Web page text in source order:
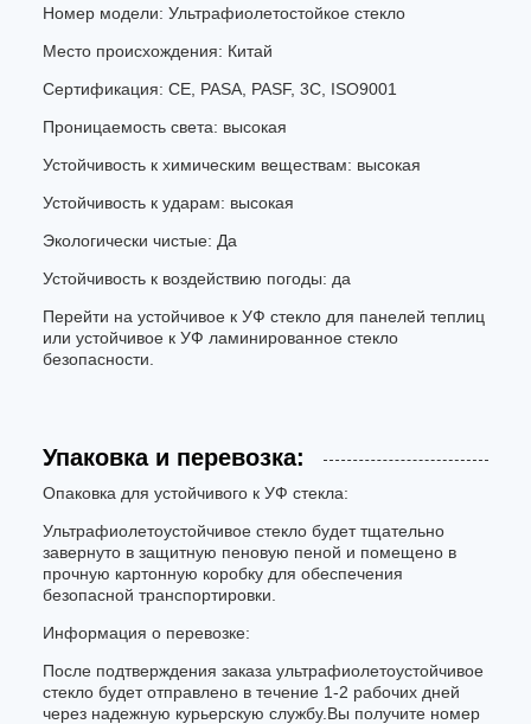
Номер модели: Ультрафиолетостойкое стекло
Место происхождения: Китай
Сертификация: CE, PASA, PASF, 3C, ISO9001
Проницаемость света: высокая
Устойчивость к химическим веществам: высокая
Устойчивость к ударам: высокая
Экологически чистые: Да
Устойчивость к воздействию погоды: да
Перейти на устойчивое к УФ стекло для панелей теплиц
или устойчивое к УФ ламинированное стекло
безопасности.
Упаковка и перевозка:
Опаковка для устойчивого к УФ стекла:
Ультрафиолетоустойчивое стекло будет тщательно
завернуто в защитную пеновую пеной и помещено в
прочную картонную коробку для обеспечения
безопасной транспортировки.
Информация о перевозке:
После подтверждения заказа ультрафиолетоустойчивое
стекло будет отправлено в течение 1-2 рабочих дней
через надежную курьерскую службу.Вы получите номер